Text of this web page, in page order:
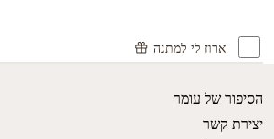
ארוז לי למתנה
הסיפור של עומר
יצירת קשר